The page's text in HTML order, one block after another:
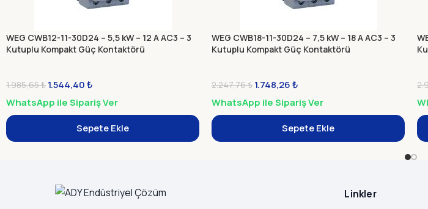
WEG CWB12-11-30D24 – 5,5 kW – 12 A AC3 – 3
Kutuplu Kompakt Güç Kontaktörü
1.985,65₺ 1.544,40₺
WhatsApp ile Sipariş Ver
Sepete Ekle
WEG CWB18-11-30D24 – 7,5 kW – 18 A AC3 – 3
Kutuplu Kompakt Güç Kontaktörü
2.247,76₺ 1.748,26₺
WhatsApp ile Sipariş Ver
Sepete Ekle
Linkler